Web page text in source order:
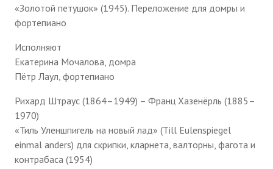
«Золотой петушок» (1945). Переложение для домры и
фортепиано
Исполняют
Екатерина Мочалова, домра
Пётр Лаул, фортепиано
Рихард Штраус (1864–1949) – Франц Хазенёрль (1885–
1970)
«Тиль Уленшпигель на новый лад» (Till Eulenspiegel
einmal anders) для скрипки, кларнета, валторны, фагота и
контрабаса (1954)